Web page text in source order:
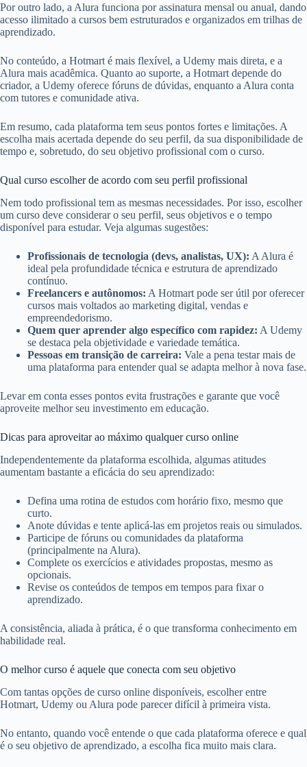
Por outro lado, a Alura funciona por assinatura mensal ou anual, dando
acesso ilimitado a cursos bem estruturados e organizados em trilhas de
aprendizado.
No conteúdo, a Hotmart é mais flexível, a Udemy mais direta, e a
Alura mais acadêmica. Quanto ao suporte, a Hotmart depende do
criador, a Udemy oferece fóruns de dúvidas, enquanto a Alura conta
com tutores e comunidade ativa.
Em resumo, cada plataforma tem seus pontos fortes e limitações. A
escolha mais acertada depende do seu perfil, da sua disponibilidade de
tempo e, sobretudo, do seu objetivo profissional com o curso.
Qual curso escolher de acordo com seu perfil profissional
Nem todo profissional tem as mesmas necessidades. Por isso, escolher
um curso deve considerar o seu perfil, seus objetivos e o tempo
disponível para estudar. Veja algumas sugestões:
Profissionais de tecnologia (devs, analistas, UX): A Alura é
ideal pela profundidade técnica e estrutura de aprendizado
contínuo.
Freelancers e autônomos: A Hotmart pode ser útil por oferecer
cursos mais voltados ao marketing digital, vendas e
empreendedorismo.
Quem quer aprender algo específico com rapidez: A Udemy
se destaca pela objetividade e variedade temática.
Pessoas em transição de carreira: Vale a pena testar mais de
uma plataforma para entender qual se adapta melhor à nova fase.
Levar em conta esses pontos evita frustrações e garante que você
aproveite melhor seu investimento em educação.
Dicas para aproveitar ao máximo qualquer curso online
Independentemente da plataforma escolhida, algumas atitudes
aumentam bastante a eficácia do seu aprendizado:
Defina uma rotina de estudos com horário fixo, mesmo que
curto.
Anote dúvidas e tente aplicá-las em projetos reais ou simulados.
Participe de fóruns ou comunidades da plataforma
(principalmente na Alura).
Complete os exercícios e atividades propostas, mesmo as
opcionais.
Revise os conteúdos de tempos em tempos para fixar o
aprendizado.
A consistência, aliada à prática, é o que transforma conhecimento em
habilidade real.
O melhor curso é aquele que conecta com seu objetivo
Com tantas opções de curso online disponíveis, escolher entre
Hotmart, Udemy ou Alura pode parecer difícil à primeira vista.
No entanto, quando você entende o que cada plataforma oferece e qual
é o seu objetivo de aprendizado, a escolha fica muito mais clara.